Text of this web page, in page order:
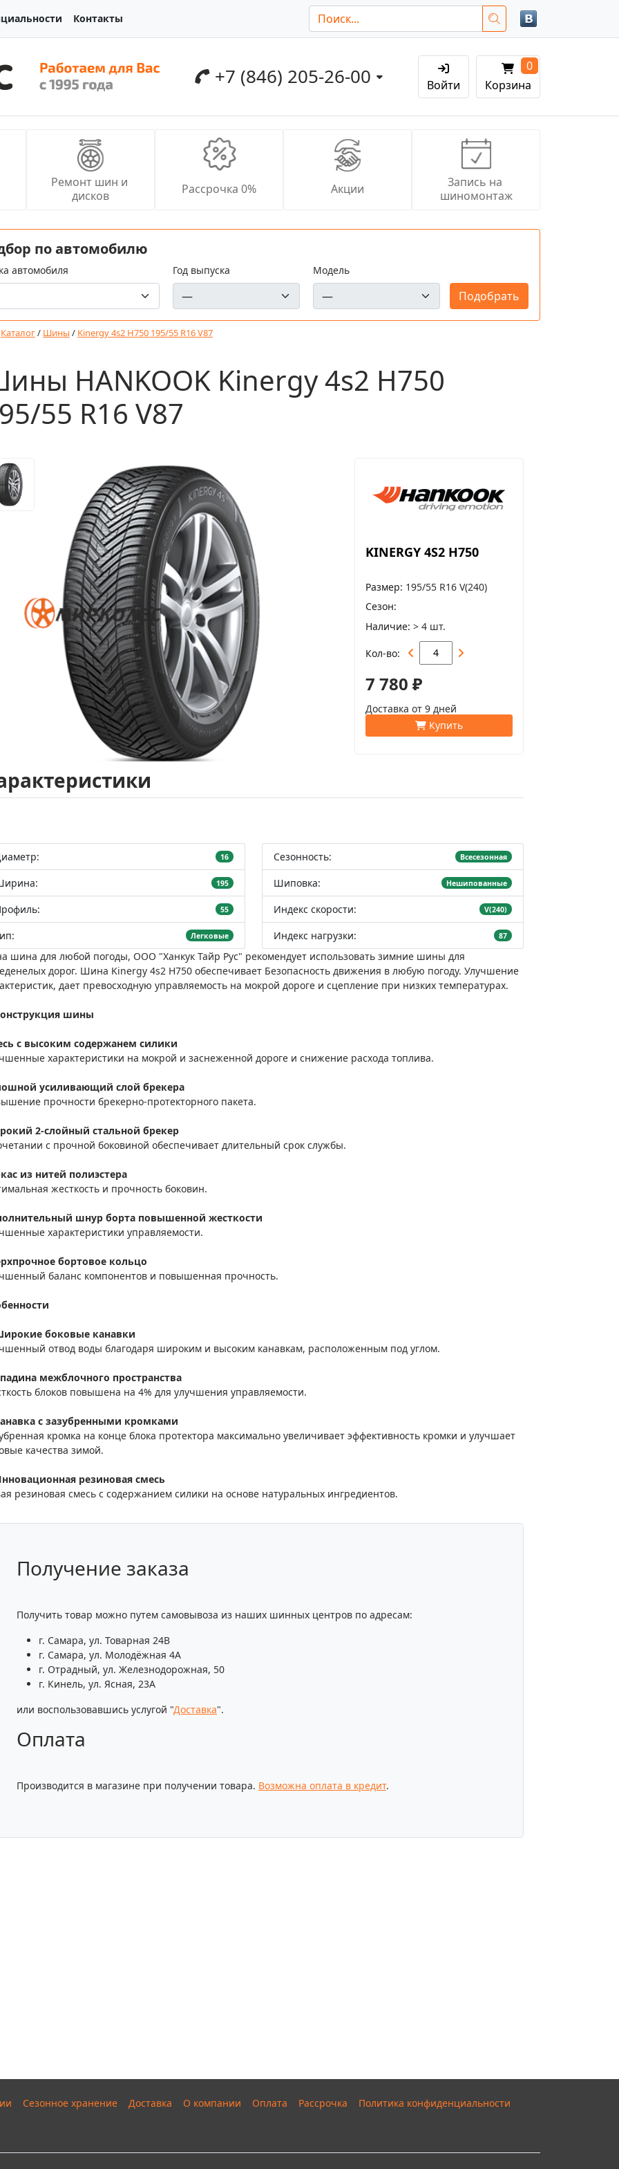
Контакты
+7 (846) 205-26-00 Войти Корзина
0
Ремонт шин и
дисков
Рассрочка 0% Акции
Запись на
шиномонтаж
по автомобилю
автомобиля Год выпуска Модель
Каталог/ Шины / Kinergy 4s2 H750 195/55 R16 V87
HANKOOK Kinergy 4s2 H750
55 R16 V87
KINERGY 4S2 H750
Размер 195/55 R16 V(240)
Сезон
Наличие > 4 шт.
Кол-во
7 780 ₽
Доставка от 9 дней
Купить
16
195
55
Легковые
Сезонность: Всесезонная
Шиповка: Нешипованные
Индекс скорости: V(240)
Индекс нагрузки: 87
шина для любой погоды, ООО "Ханкук Тайр Рус" рекомендует использовать зимние шины для
дорог. Шина Kinergy 4s2 H750 обеспечивает Безопасность движения в любую погоду. Улучшение
дает превосходную управляемость на мокрой дороге и сцепление при низких температурах.
шины
с высоким содержанем силики
характеристики на мокрой и заснеженной дороге и снижение расхода топлива.
усиливающий слой брекера
прочности брекерно-протекторного пакета.
2-слойный стальной брекер
с прочной боковиной обеспечивает длительный срок службы.
из нитей полиэстера
жесткость и прочность боковин.
шнур борта повышенной жесткости
характеристики управляемости.
бортовое кольцо
баланс компонентов и повышенная прочность.
боковые канавки
отвод воды благодаря широким и высоким канавкам, расположенным под углом.
межблочного пространства
блоков повышена на 4% для улучшения управляемости.
с зазубренными кромками
кромка на конце блока протектора максимально увеличивает эффективность кромки и улучшает
качества зимой.
резиновая смесь
резиновая смесь с содержанием силики на основе натуральных ингредиентов.
Получение заказа
Получить товар можно путем самовывоза из наших шинных центров по адресам:
г. Самара, ул. Товарная 24В
г. Самара, ул. Молодёжная 4А
г. Отрадный, ул. Железнодорожная, 50
г. Кинель, ул. Ясная, 23А
или воспользовавшись услугой "Доставка".
Оплата
Производится в магазине при получении товара. Возможна оплата в кредит.
Сезонное хранение Доставка О компании Оплата Рассрочка Политика конфиденциальности